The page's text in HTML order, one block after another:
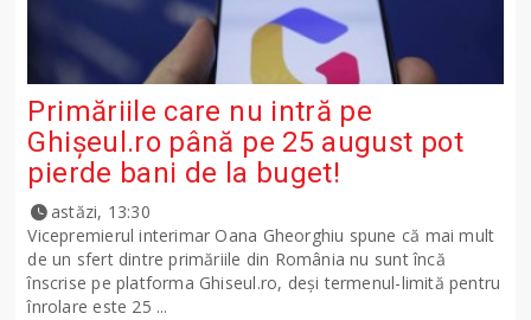
Primăriile care nu intră pe
Ghişeul.ro până pe 25 august pot
pierde bani de la buget!
astăzi, 13:30
Vicepremierul interimar Oana Gheorghiu spune că mai mult
de un sfert dintre primăriile din România nu sunt încă
înscrise pe platforma Ghiseul.ro, deși termenul-limită pentru
înrolare este 25 ...